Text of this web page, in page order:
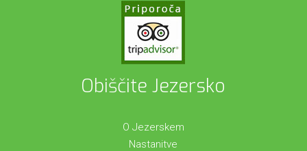
Obiščite Jezersko
O Jezerskem
Nastanitve